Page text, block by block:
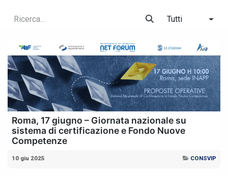
Tutti
Roma, 17 giugno – Giornata nazionale su
sistema di certificazione e Fondo Nuove
Competenze
10 giu 2025 CONSVIP